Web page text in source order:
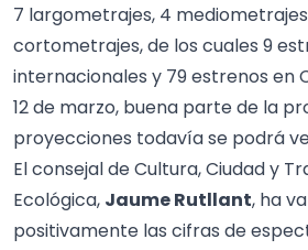
7 largometrajes, 4
cortometrajes, de los cuales 9
internacionales y 79 estrenos en
12 de marzo, buena parte de la
proyecciones todavía se podrá
El consejal de Cultura, Ciudad y
Ecológica, Jaume Rutllant, ha
positivamente las cifras de